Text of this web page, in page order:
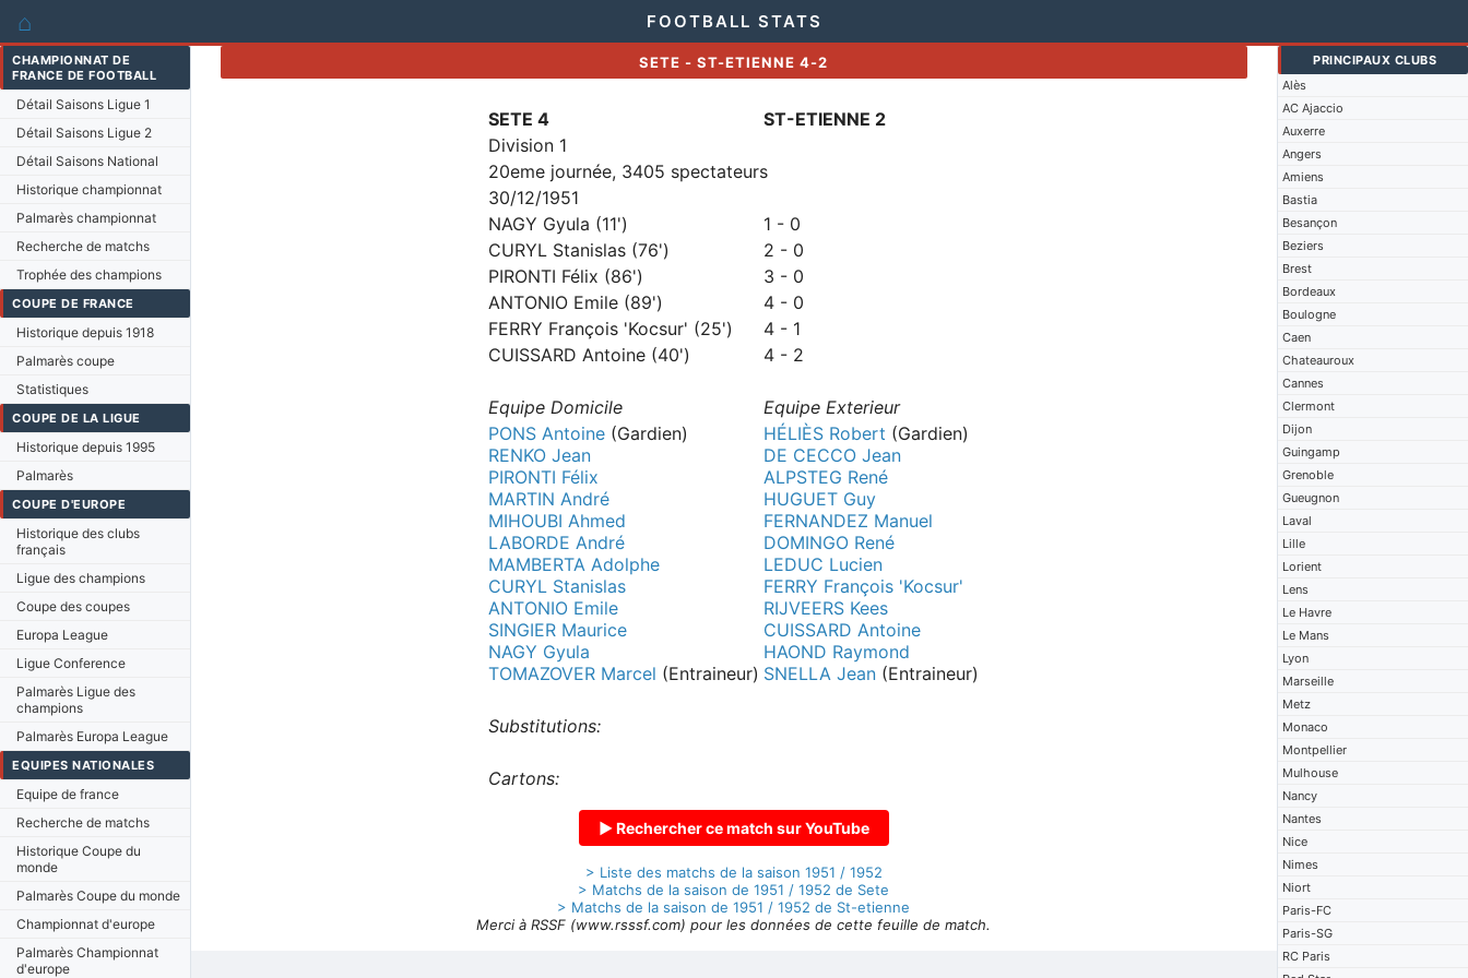
⌂ FOOTBALL STATS
CHAMPIONNAT DE
FRANCE DE FOOTBALL
Détail Saisons Ligue 1
Détail Saisons Ligue 2
Détail Saisons National
Historique championnat
Palmarès championnat
Recherche de matchs
Trophée des champions
COUPE DE FRANCE
Historique depuis 1918
Palmarès coupe
Statistiques
COUPE DE LA LIGUE
Historique depuis 1995
Palmarès
COUPE D'EUROPE
Historique des clubs
français
Ligue des champions
Coupe des coupes
Europa League
Ligue Conference
Palmarès Ligue des
champions
Palmarès Europa League
EQUIPES NATIONALES
Equipe de france
Recherche de matchs
Historique Coupe du
monde
Palmarès Coupe du monde
Championnat d'europe
Palmarès Championnat
d'europe
PRINCIPAUX CLUBS
Alès
AC Ajaccio
Auxerre
Angers
Amiens
Bastia
Besançon
Beziers
Brest
Bordeaux
Boulogne
Caen
Chateauroux
Cannes
Clermont
Dijon
Guingamp
Grenoble
Gueugnon
Laval
Lille
Lorient
Lens
Le Havre
Le Mans
Lyon
Marseille
Metz
Monaco
Montpellier
Mulhouse
Nancy
Nantes
Nice
Nimes
Niort
Paris-FC
Paris-SG
RC Paris
SETE - ST-ETIENNE 4-2
SETE 4
ST-ETIENNE 2
Division 1
20eme journée, 3405 spectateurs
30/12/1951
NAGY Gyula (11')
1 - 0
CURYL Stanislas (76')
2 - 0
PIRONTI Félix (86')
3 - 0
ANTONIO Emile (89')
4 - 0
FERRY François 'Kocsur' (25')
4 - 1
CUISSARD Antoine (40')
4 - 2
Equipe Domicile
Equipe Exterieur
PONS Antoine (Gardien)
RENKO Jean
PIRONTI Félix
MARTIN André
MIHOUBI Ahmed
LABORDE André
MAMBERTA Adolphe
CURYL Stanislas
ANTONIO Emile
SINGIER Maurice
NAGY Gyula
TOMAZOVER Marcel (Entraineur)
HÉLIÈS Robert (Gardien)
DE CECCO Jean
ALPSTEG René
HUGUET Guy
FERNANDEZ Manuel
DOMINGO René
LEDUC Lucien
FERRY François 'Kocsur'
RIJVEERS Kees
CUISSARD Antoine
HAOND Raymond
SNELLA Jean (Entraineur)
Substitutions:
Cartons:
▶ Rechercher ce match sur YouTube
> Liste des matchs de la saison 1951 / 1952
> Matchs de la saison de 1951 / 1952 de Sete
> Matchs de la saison de 1951 / 1952 de St-etienne
Merci à RSSF (www.rsssf.com) pour les données de cette feuille de match.